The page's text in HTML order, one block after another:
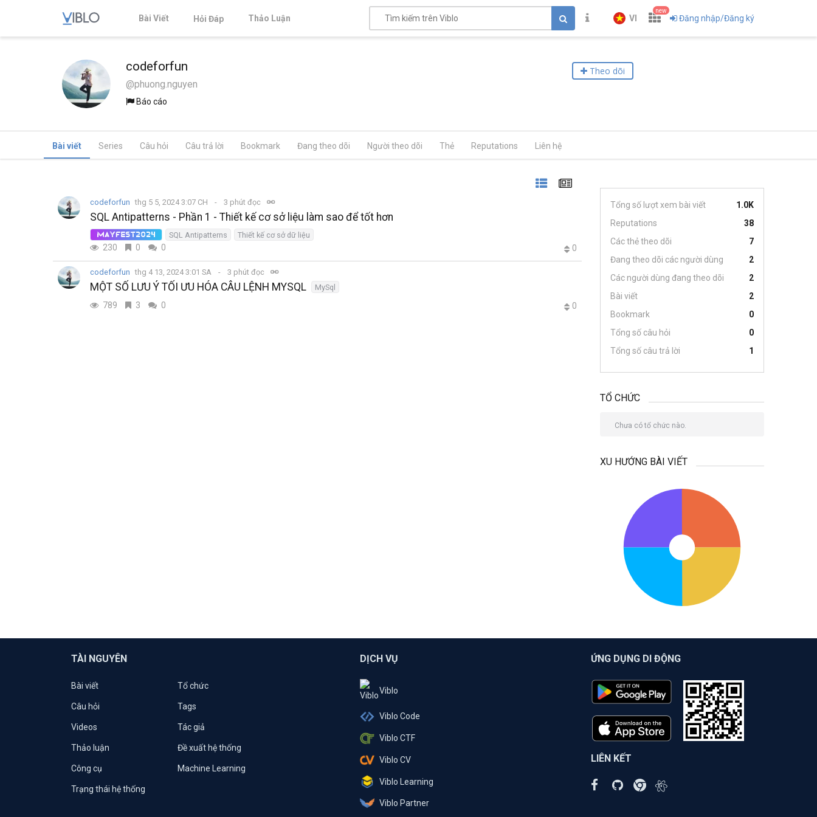
Bài Viết Hỏi Đáp Thảo Luận VI
new
Đăng nhập/Đăng ký
codeforfun
@phuong.nguyen
Báo cáo
Theo dõi
Bài viết Series Câu hỏi Câu trả lời Bookmark Đang theo dõi Người theo dõi Thẻ Reputations Liên hệ
codeforfun thg 5 5, 2024 3:07 CH 3 phút đọc
SQL Antipatterns - Phần 1 - Thiết kế cơ sở liệu làm sao để tốt hơn
MayFest2024 SQL Antipatterns Thiết kế cơ sở dữ liệu
230 0 0 0
codeforfun thg 4 13, 2024 3:01 SA 3 phút đọc
MỘT SỐ LƯU Ý TỐI ƯU HÓA CÂU LỆNH MYSQL MySql
789 3 0 0
Tổng số lượt xem bài viết
1.0K
Reputations
38
Các thẻ theo dõi
7
Đang theo dõi các người dùng
2
Các người dùng đang theo dõi
2
Bài viết
2
Bookmark
0
Tổng số câu hỏi
0
Tổng số câu trả lời
1
TỔ CHỨC
Chưa có tổ chức nào.
XU HƯỚNG BÀI VIẾT
TÀI NGUYÊN
Bài viết Tổ chức
Câu hỏi Tags
Videos Tác giả
Thảo luận Đề xuất hệ thống
Công cụ Machine Learning
Trạng thái hệ thống
DỊCH VỤ
Viblo
Viblo Code
Viblo CTF
Viblo CV
Viblo Learning
Viblo Partner
ỨNG DỤNG DI ĐỘNG
LIÊN KẾT